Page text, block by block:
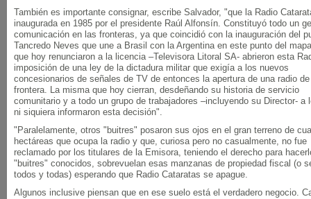
También es importante consignar, escribe Salvador, "que la Radio
inaugurada en 1985 por el presidente Raúl Alfonsín. Constituyó todo un
comunicación en las fronteras, ya que coincidió con la inauguración del
Tancredo Neves que une a Brasil con la Argentina en este punto del
que hoy renunciaron a la licencia –Televisora Litoral SA- abrieron esta
imposición de una ley de la dictadura militar que exigía a los nuevos
concesionarios de señales de TV de entonces la apertura de una radio de
frontera. La misma que hoy cierran, desdeñando su historia de servicio
comunitario y a todo un grupo de trabajadores –incluyendo su Director- a
ni siquiera informaron esta decisión".
"Paralelamente, otros "buitres" posaron sus ojos en el gran terreno de
hectáreas que ocupa la radio y que, curiosa pero no casualmente, no fue
reclamado por los titulares de la Emisora, teniendo el derecho para
"buitres" conocidos, sobrevuelan esas manzanas de propiedad fiscal (o
todos y todas) esperando que Radio Cataratas se apague.
Algunos inclusive piensan que en ese suelo está el verdadero negocio.